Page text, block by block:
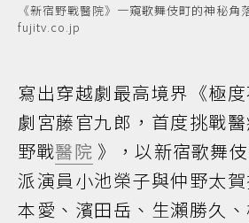
《新宿野戰醫院》一窺歌舞伎町的神秘角
fujitv.co.jp
寫出穿越劇最高境界《極
劇宮藤官九郎，首度挑戰
野戰醫院 》，以新宿歌舞
派演員小池榮子與仲野太
本愛、濱田岳、生瀨勝久